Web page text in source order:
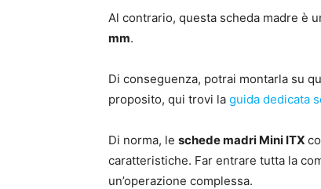
Al contrario, questa scheda madre è
mm.
Di conseguenza, potrai montarla su
proposito, qui trovi la guida dedicata
Di norma, le schede madri Mini ITX
caratteristiche. Far entrare tutta la
un’operazione complessa.